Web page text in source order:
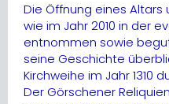
Die Öffnung eines
wie im Jahr 2010 in der
entnommen sowie
seine Geschichte
Kirchweihe im Jahr 1310
Der Görschener